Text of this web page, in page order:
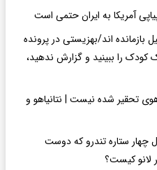
آمریکا به ایران حتمی است
بازمانده اند/بهزیستی در پرونده
را ببینید و گزارش ندهید،
تحقیر شده نیست | نتانیاهو و
چهار ستاره تندرو که دوست
کیست؟